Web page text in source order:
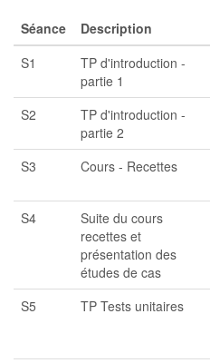
Séance Description
S1
TP d'introduction -
partie 1
S2
TP d'introduction -
partie 2
S3
Cours - Recettes
S4
Suite du cours
recettes et
présentation des
études de cas
S5
TP Tests unitaires